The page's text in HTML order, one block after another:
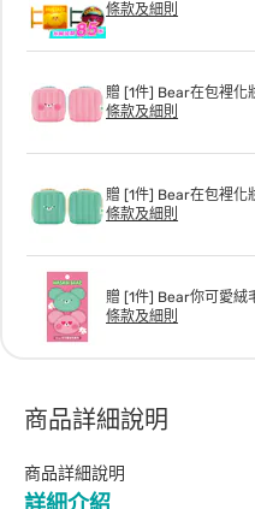
條款及細則
贈 [1件] Bear在包裡
條款及細則
贈 [1件] Bear在包裡化
條款及細則
贈 [1件] Bear你可愛絨
條款及細則
商品詳細說明
商品詳細說明